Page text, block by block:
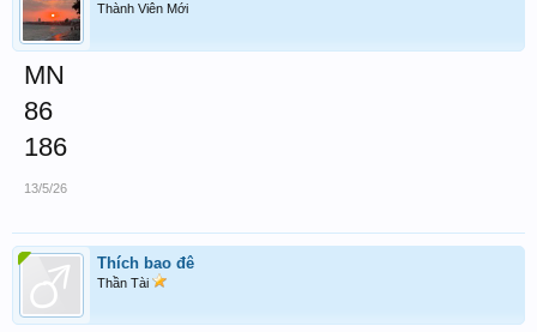
Thành Viên Mới
MN
86
186
13/5/26
Thích bao đê
Thần Tài